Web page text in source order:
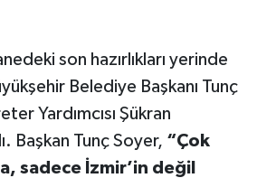
son hazırlıkları yerinde
Belediye Başkanı Tunç
Yardımcısı Şükran
Başkan Tunç Soyer, “Çok
sadece İzmir’in değil